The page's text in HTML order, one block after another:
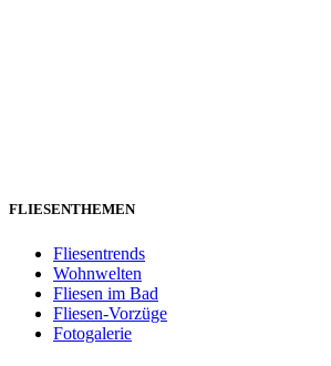
FLIESENTHEMEN
Fliesentrends
Wohnwelten
Fliesen im Bad
Fliesen-Vorzüge
Fotogalerie